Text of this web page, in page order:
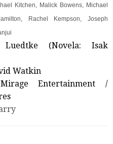
Kitchen, Malick Bowens, Michael
Rachel Kempson, Joseph
(Novela: Isak
Watkin
Mirage Entertainment /